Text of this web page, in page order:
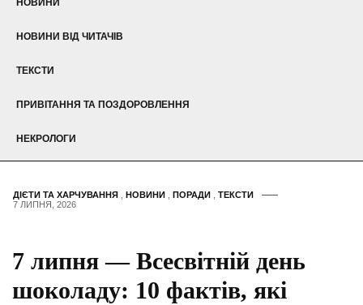
НОВИНИ
НОВИНИ ВІД ЧИТАЧІВ
ТЕКСТИ
ПРИВІТАННЯ ТА ПОЗДОРОВЛЕННЯ
НЕКРОЛОГИ
ДІЄТИ ТА ХАРЧУВАННЯ НОВИНИ ПОРАДИ
ТЕКСТИ
7 ЛИПНЯ, 2026
7 липня — Всесвітній день
шоколаду: 10 фактів, які